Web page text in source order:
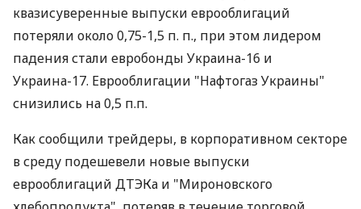
квазисуверенные выпуски еврооблигаций
потеряли около 0,75-1,5 п. п., при этом лидером
падения стали евробонды Украина-16 и
Украина-17. Еврооблигации "Нафтогаз Украины"
снизились на 0,5 п.п.
Как сообщили трейдеры, в корпоративном секторе
в среду подешевели новые выпуски
еврооблигаций ДТЭКа и "Мироновского